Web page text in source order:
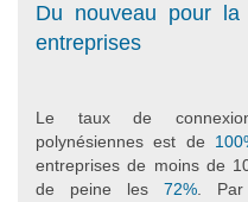
Du nouveau pour la
entreprises
Le taux de
polynésiennes est de
entreprises de moins de
de peine les72%. Par